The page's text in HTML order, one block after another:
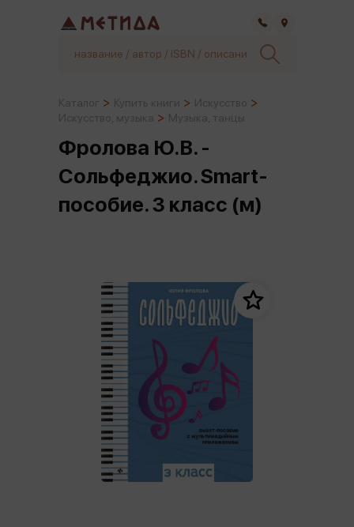
Фролова Ю.В. -
Сольфеджио. Smart-
пособие. 3 класс (м)